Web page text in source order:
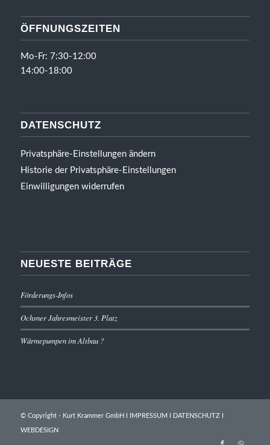
ÖFFNUNGSZEITEN
Mo-Fr: 7:30-12:00
14:00-18:00
DATENSCHUTZ
Privatsphäre-Einstellungen ändern
Historie der Privatsphäre-Einstellungen
Einwilligungen widerrufen
NEUESTE BEITRÄGE
Förderungs-Infos
Ochsner Jahresmeister 3. Platz
Wärmepumpen im Altbau ?
© Copyright - Kurt Krammer GmbH I IMPRESSUM DATENSCHUTZI
WEBDESIGN